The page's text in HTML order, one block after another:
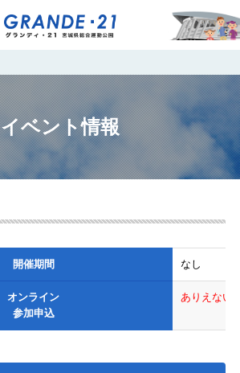
イベント情報
開催期間 なし
オンライン
参加申込
ありえない